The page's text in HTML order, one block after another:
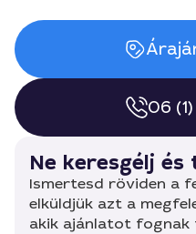
06
Ne keresgélj és
Ismertesd röviden a
elküldjük azt a
akik ajánlatot fognak